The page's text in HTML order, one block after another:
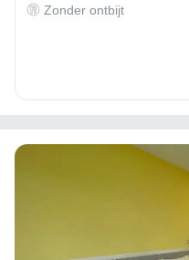
Zonder ontbijt